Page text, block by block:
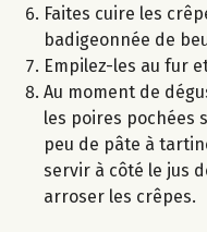
Faites cuire les
badigeonnée de
Empilez-les au fur
Au moment de
les poires pochées
peu de pâte à
servir à côté le jus
arroser les crêpes.